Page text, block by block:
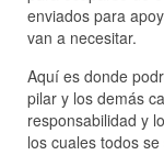
enviados para
van a necesitar.
Aquí es donde
pilar y los demás
responsabilidad y
los cuales todos